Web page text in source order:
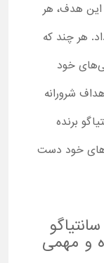
این هدف، هر
هر چند که
خود
شرورانه
برنده
خود دست
و مهمی